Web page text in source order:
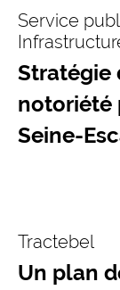
Service
Stratégie
notoriété
Seine-
Tractebel
Un plan